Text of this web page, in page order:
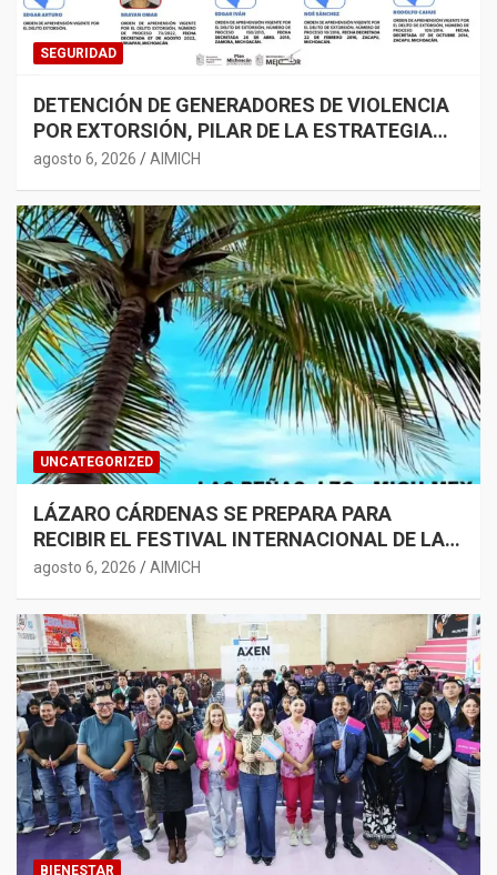
SEGURIDAD
DETENCIÓN DE GENERADORES DE VIOLENCIA
POR EXTORSIÓN, PILAR DE LA ESTRATEGIA
ESTATAL: SSP
agosto 6, 2026 AIMICH
UNCATEGORIZED
LÁZARO CÁRDENAS SE PREPARA PARA
RECIBIR EL FESTIVAL INTERNACIONAL DE LA
CERVEZA COSTA DE MICHOACÁN 2026
agosto 6, 2026 AIMICH
BIENESTAR